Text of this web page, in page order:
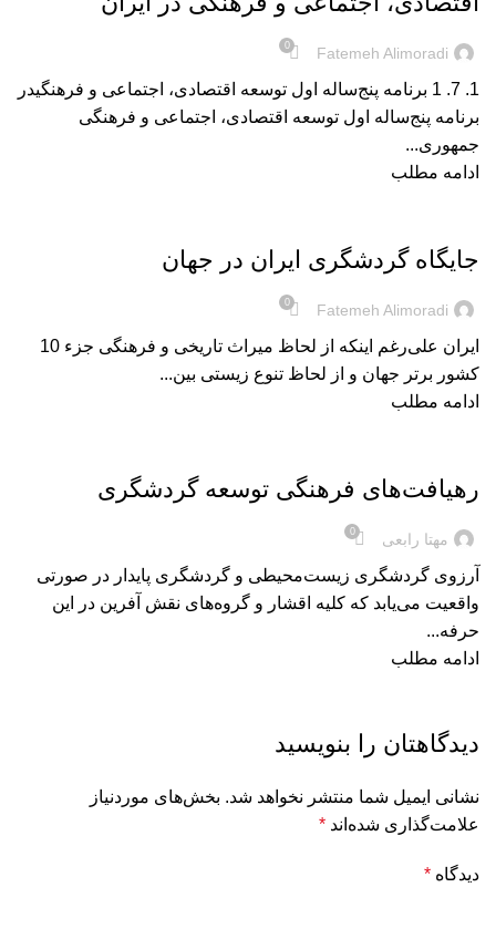
Fatemeh Alimoradi
0
1. 7. 1 برنامه پنج‌ساله اول توسعه اقتصادی، اجتماعی و فرهنگیدر
برنامه پنج‌ساله اول توسعه اقتصادی، اجتماعی و فرهنگی
جمهوری...
ادامه مطلب
جایگاه گردشگری ایران در جهان
Fatemeh Alimoradi
0
ایران علی‌رغم اینکه از لحاظ میراث تاریخی و فرهنگی جزء 10
کشور برتر جهان و از لحاظ تنوع زیستی بین...
ادامه مطلب
رهیافت‌‌های فرهنگی توسعه گردشگری
مهتا رابعی 0
آرزوی گردشگری زیست‌محیطی و گردشگری پایدار در صورتی
واقعیت می‌یابد که کلیه اقشار و گروه‌های نقش آفرین در این
حرفه...
ادامه مطلب
دیدگاهتان را بنویسید
نشانی ایمیل شما منتشر نخواهد شد. بخش‌های موردنیاز
علامت‌گذاری شده‌اند *
دیدگاه *